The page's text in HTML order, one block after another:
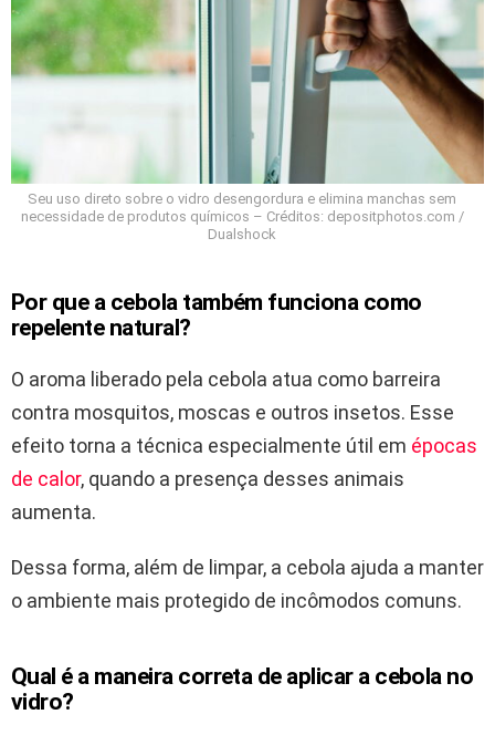
Seu uso direto sobre o vidro desengordura e elimina manchas sem
necessidade de produtos químicos – Créditos: depositphotos.com /
Dualshock
Por que a cebola também funciona como
repelente natural?
O aroma liberado pela cebola atua como barreira
contra mosquitos, moscas e outros insetos. Esse
efeito torna a técnica especialmente útil em épocas
de calor, quando a presença desses animais
aumenta.
Dessa forma, além de limpar, a cebola ajuda a manter
o ambiente mais protegido de incômodos comuns.
Qual é a maneira correta de aplicar a cebola no
vidro?